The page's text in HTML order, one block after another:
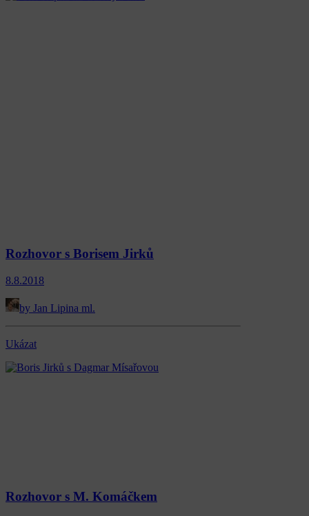
Rozhovor s Borisem Jirků
8.8.2018
by Jan Lipina ml.
Ukázat
Rozhovor s M. Komáčkem